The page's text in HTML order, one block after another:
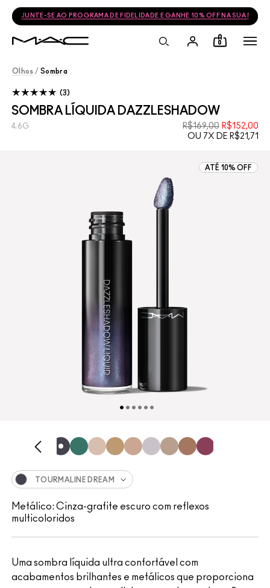
FRETE GRÁTIS NAS COMPRAS ACIMA DE R$399
0
Olhos / Sombra
SOMBRA LÍQUIDA DAZZLESHADOW
R$169,00 R$152,00
OU 7X DE R$21,71
4.6G
3
ATÉ 10% OFF
Uma sombra líquida ultra confortável com
acabamentos brilhantes e metálicos que proporciona
TOURMALINE DREAM
Metálico: Cinza-grafite escuro com reflexos
multicoloridos